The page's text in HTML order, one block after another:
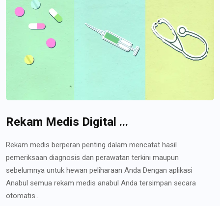
Rekam Medis Digital ...
Rekam medis berperan penting dalam mencatat hasil
pemeriksaan diagnosis dan perawatan terkini maupun
sebelumnya untuk hewan peliharaan Anda Dengan aplikasi
Anabul semua rekam medis anabul Anda tersimpan secara
otomatis...